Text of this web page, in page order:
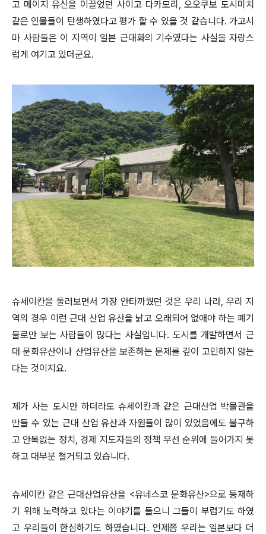
고 메이지 유신을 이끌었던 사이고 다카모리, 오오쿠보 도시미치
같은 인물들이 탄생하였다고 평가 할 수 있을 것 같습니다. 가고시
마 사람들은 이 지역이 일본 근대화의 기수였다는 사실을 자랑스
럽게 여기고 있더군요.
슈세이칸을 둘러보면서 가장 안타까웠던 것은 우리 나라, 우리 지
역의 경우 이런 근대 산업 유산을 낡고 오래되어 없애야 하는 폐기
물로만 보는 사람들이 많다는 사실입니다. 도시를 개발하면서 근
대 문화유산이나 산업유산을 보존하는 문제를 깊이 고민하지 않는
다는 것이지요.
제가 사는 도시만 하더라도 슈세이칸과 같은 근대산업 박물관을
만들 수 있는 근대 산업 유산과 자원들이 많이 있었음에도 불구하
고 안목없는 정치, 경제 지도자들의 정책 우선 순위에 들어가지 못
하고 대부분 철거되고 있습니다.
슈세이칸 같은 근대산업유산을 <유네스코 문화유산>으로 등재하
기 위해 노력하고 있다는 이야기를 들으니 그들이 부럽기도 하였
고 우리들이 한심하기도 하였습니다. 언제쯤 우리는 일본보다 더